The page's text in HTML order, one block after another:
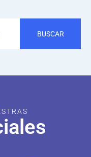
BUSCAR